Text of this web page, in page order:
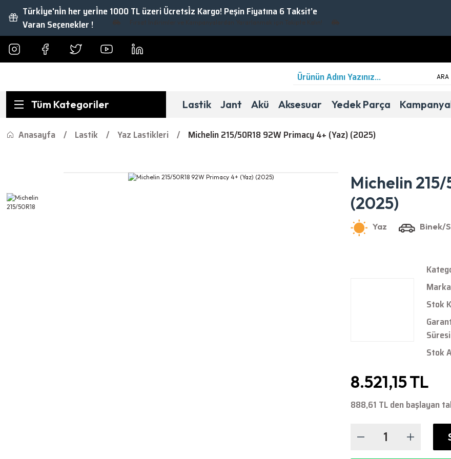
Türki̇ye'ni̇n her yeri̇ne 1000 TL üzeri Ücretsi̇z Kargo! Peşin Fiyatına 6 Taksit’e
Varan Seçenekler !
ARA
Tüm Kategoriler Lastik Jant Akü Aksesuar Yedek Parça
Anasayfa Lastik Yaz Lastikleri Michelin 215/50R18 92W Primacy 4+ (Yaz) (2025)
Michelin 215/
(2025)
Marka
Stok
Süresi
Stok
8.521,15 TL
888,61 TL den başlayan